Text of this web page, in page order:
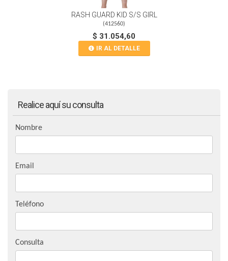
RASH GUARD KID S/S GIRL
(412560)
$ 31.054,60
IR AL DETALLE
Realice aquí su consulta
Nombre
Email
Teléfono
Consulta